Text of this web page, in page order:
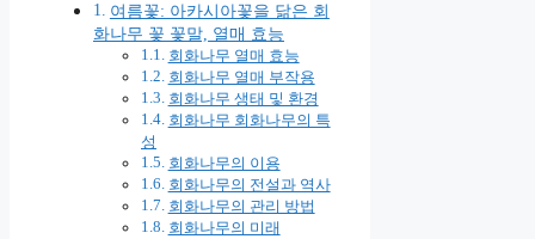
여름꽃: 아카시아꽃을 닮은 회
화나무 꽃 꽃말, 열매 효능
회화나무 열매 효능
회화나무 열매 부작용
회화나무 생태 및 환경
회화나무 회화나무의 특
성
회화나무의 이용
회화나무의 전설과 역사
회화나무의 관리 방법
회화나무의 미래